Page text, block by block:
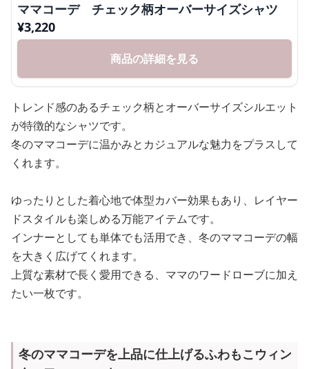
ママコーデ チェック柄オーバーサイズシャツ
¥3,220
商品の詳細を見る
トレンド感のあるチェック柄とオーバーサイズシルエット
が特徴的なシャツです。
冬のママコーデに温かみとカジュアルな魅力をプラスして
くれます。
ゆったりとした着心地で体型カバー効果もあり、レイヤー
ドスタイルも楽しめる万能アイテムです。
インナーとしても単体でも活用でき、冬のママコーデの幅
を大きく広げてくれます。
上質な素材で長く愛用できる、ママのワードローブに加え
たい一枚です。
冬のママコーデを上品に仕上げるふわもこウィン